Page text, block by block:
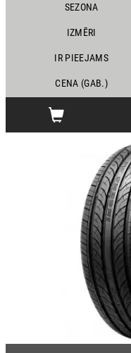
SEZONA
IZMĒRI
IR PIEEJAMS
CENA (GAB.)